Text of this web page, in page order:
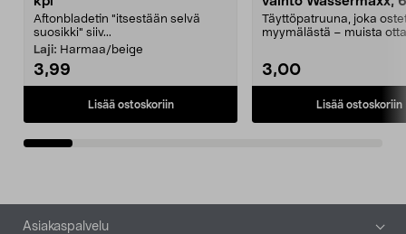
Aftonbladetin "itsestään selvä
suosikki" siiv...
Laji: Harmaa/beige
3,99
Lisää ostoskoriin
Täyttöpatruuna, joka
myymälästä – muista
3,00
Lisää ostoskoriin
Alatunniste
Asiakaspalvelu